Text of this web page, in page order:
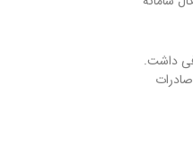
داشت.